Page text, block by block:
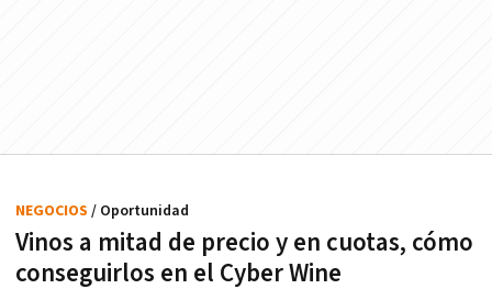
Vinos a mitad de precio y en cuotas, cómo
conseguirlos en el Cyber Wine
NEGOCIOS / Oportunidad